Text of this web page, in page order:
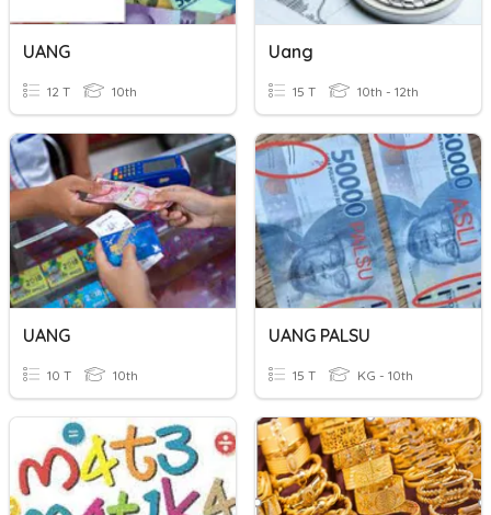
UANG
12 T 10th
Uang
15 T 10th - 12th
UANG
10 T 10th
UANG PALSU
15 T KG - 10th